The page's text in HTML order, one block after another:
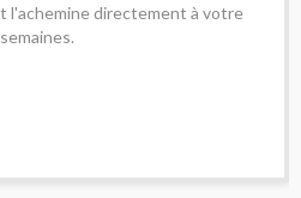
l'achemine directement à votre